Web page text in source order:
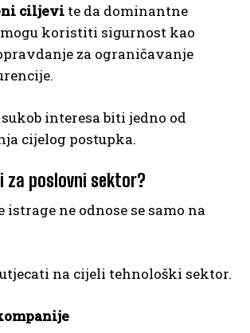
ciljevi te da dominantne
koristiti sigurnost kao
za ograničavanje
interesa biti jedno od
cijelog postupka.
za poslovni sektor?
istrage ne odnose se samo na
na cijeli tehnološki sektor.